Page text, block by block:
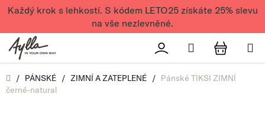
Přejít na obsah
Každý krok s lehkostí. S kódem LETO25 získáte 25% slevu
na vše nezlevněné.
Přihlášení
Hledat
Úvod
/ PÁNSKÉ / ZIMNÍ A ZATEPLENÉ / Pánské TIKSI ZIMNÍ
černé-natural